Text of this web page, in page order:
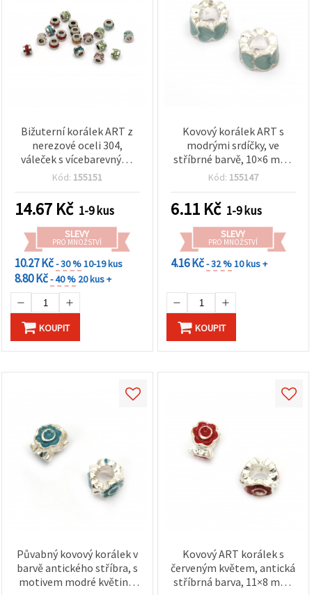
Bižuterní korálek ART z
nerezové oceli 304,
váleček s vícebarevnými
krystaly, v barvě stříbra,
Kód: 155151
14.67 Kč 1-9 kus
SLEVY
PRO MNOŽSTVÍ
10.27 Kč- 30 %10-19 kus
8.80 Kč- 40 % 20 kus +
KOUPIT
Kovový korálek ART s
modrými srdíčky, ve
stříbrné barvě, 10×6 mm,
otvor 5 mm
Kód: 155147
6.11 Kč 1-9 kus
SLEVY
PRO MNOŽSTVÍ
4.16 Kč- 32 %10 kus +
KOUPIT
Půvabný kovový korálek v
barvě antického stříbra, s
motivem modré květiny,
Kovový ART korálek s
červeným květem, antická
stříbrná barva, 11×8 mm,